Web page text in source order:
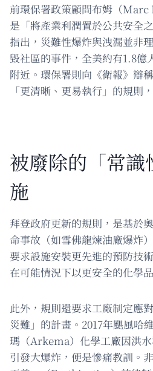
前環保署政策顧問布姆（
是「將產業利潤置於公共安全
指出，災難性爆炸與洩漏並非
毀社區的事件，全美約有1.8億
附近。環保署則向《衛報》辯
「更清晰、更易執行」的規則
被廢除的「常識
施
拜登政府更新的規則，是基於
命事故（如雪佛龍煉油廠爆炸
要求設施安裝更先進的預防技
在可能情況下以更安全的化學
此外，規則還要求工廠制定應
災難」的計畫。2017年颶風哈
瑪（Arkema）化學工廠因洪水
引發大爆炸，便是慘痛教訓。